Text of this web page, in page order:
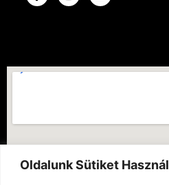
Oldalunk Sütiket Használ